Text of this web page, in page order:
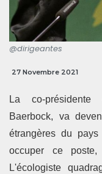
@dirigeantes
27 Novembre 2021
La co-présidente
Baerbock, va
étrangères du
occuper ce
L'écologiste